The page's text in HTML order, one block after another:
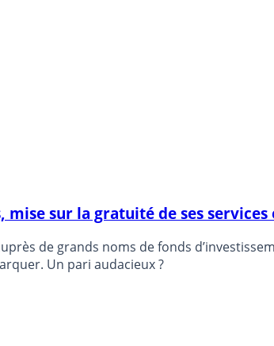
sur la gratuité de ses services
de grands noms de fonds
Un pari audacieux ?